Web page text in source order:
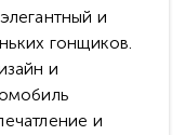
и
гонщиков.
и
и